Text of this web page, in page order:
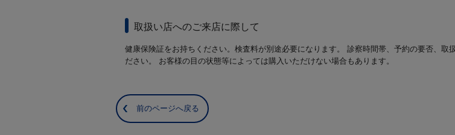
取扱い店へのご来店に際して
健康保険証をお持ちください。検査料が別途必要になります。 診察時間帯、予約の要否、取
ださい。 お客様の目の状態等によっては購入いただけない場合もあります。
前のページへ戻る